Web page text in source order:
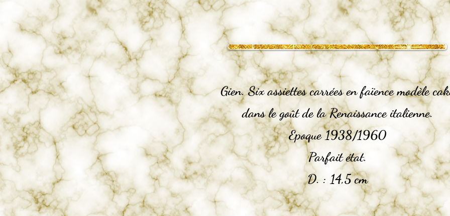
Gien. Six assiettes carrées en faïence modèle
dans le goût de la Renaissance italienne.
Epoque 1938/1960
Parfait état.
D. : 14,5 cm